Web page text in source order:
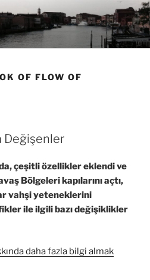
OF FLOW OF
Değişenler
çeşitli özellikler eklendi ve
Bölgeleri kapılarını açtı,
vahşi yeteneklerini
ile ilgili bazı değişiklikler
daha fazla bilgi almak